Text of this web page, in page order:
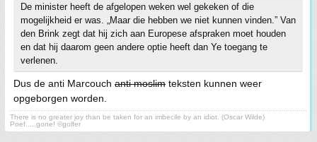
De minister heeft de afgelopen weken wel gekeken of die
mogelijkheid er was. „Maar die hebben we niet kunnen vinden.” Van
den Brink zegt dat hij zich aan Europese afspraken moet houden
en dat hij daarom geen andere optie heeft dan Ye toegang te
verlenen.
Dus de anti Marcouch anti moslim teksten kunnen weer
opgeborgen worden.
There is no greater joy than be taken for an imbecile by an idiot. (Oscar Wilde)
Poef.....gone! ©golfer